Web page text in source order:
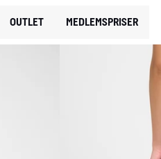
OUTLET MEDLEMSPRISER